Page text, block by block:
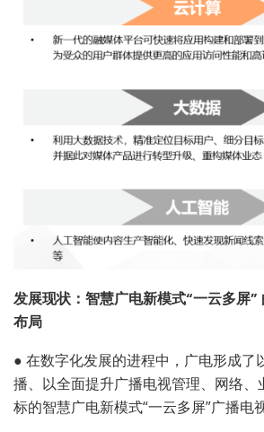
发展现状：智慧广电新模式“一云多屏
布局
● 在数字化发展的进程中，广电形成了
播、以全面提升广播电视管理、网络、
标的智慧广电新模式“一云多屏”广播电